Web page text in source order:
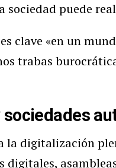
sociedad puede
clave «en un
trabas
la digitalización
digitales,